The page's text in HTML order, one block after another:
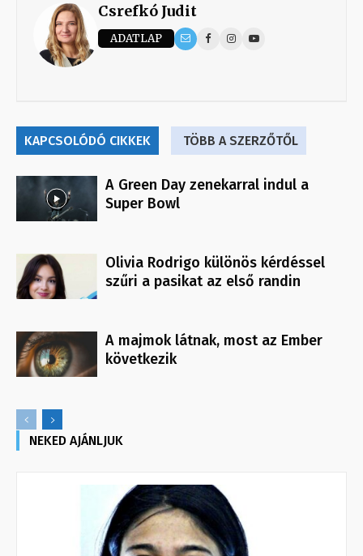
Csrefkó Judit
ADATLAP
KAPCSOLÓDÓ CIKKEK TÖBB A SZERZŐTŐL
A Green Day zenekarral indul a
Super Bowl
Olivia Rodrigo különös kérdéssel
szűri a pasikat az első randin
A majmok látnak, most az Ember
következik
NEKED AJÁNLJUK